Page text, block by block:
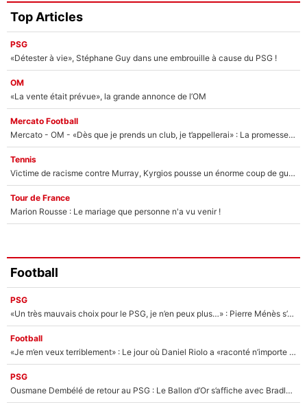
Top Articles
PSG
«Détester à vie», Stéphane Guy dans une embrouille à cause du PSG !
OM
«La vente était prévue», la grande annonce de l’OM
Mercato Football
Mercato - OM - «Dès que je prends un club, je t’appellerai» : La promesse de Marcelino au moment de claquer la porte
Tennis
Victime de racisme contre Murray, Kyrgios pousse un énorme coup de gueule !
Tour de France
Marion Rousse : Le mariage que personne n'a vu venir !
Football
PSG
«Un très mauvais choix pour le PSG, je n’en peux plus…» : Pierre Ménès s’est complètement trompé avec Luis Enrique et ces déclarations le prouvent !
Football
«Je m’en veux terriblement» : Le jour où Daniel Riolo a «raconté n’importe quoi» dans l'After Foot !
PSG
Ousmane Dembélé de retour au PSG : Le Ballon d’Or s’affiche avec Bradley Barcola en plein cœur du feuilleton sur son départ !